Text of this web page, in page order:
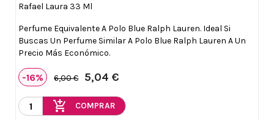
Rafael Laura 33 Ml
Perfume Equivalente A Polo Blue Ralph Lauren. Ideal Si
Buscas Un Perfume Similar A Polo Blue Ralph Lauren A Un
Precio Más Económico.
-16% 6,00 € 5,04 €
add_shopping_cart COMPRAR